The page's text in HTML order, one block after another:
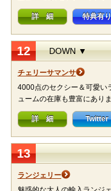
詳 細 特典有り
12 DOWN ▼
チェリーサマンサ
4000点のセクシー＆可愛い
ュームの在庫も豊富にあり
詳 細 Twitter
13
ランジェリー